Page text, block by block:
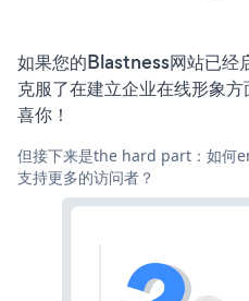
如果您的Blastness网站已经
克服了在建立企业在线形象
喜你！
但接下来是the hard part：如何
支持更多的访问者？